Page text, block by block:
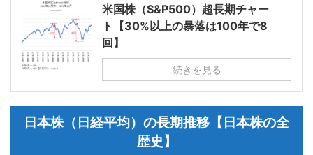
米国株（S&P500）超長期チャー
ト【30%以上の暴落は100年で8
回】
続きを見る
日本株（日経平均）の長期推移【日本株の全
歴史】